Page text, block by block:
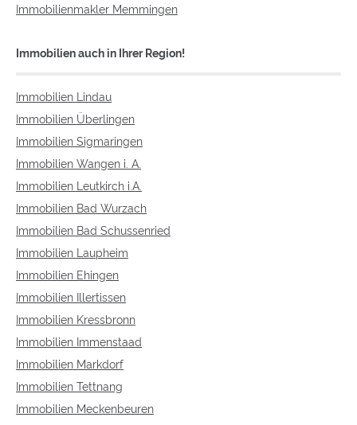
Immobilienmakler Memmingen
Immobilien auch in Ihrer Region!
Immobilien Lindau
Immobilien Überlingen
Immobilien Sigmaringen
Immobilien Wangen i. A.
Immobilien Leutkirch i.A.
Immobilien Bad Wurzach
Immobilien Bad Schussenried
Immobilien Laupheim
Immobilien Ehingen
Immobilien Illertissen
Immobilien Kressbronn
Immobilien Immenstaad
Immobilien Markdorf
Immobilien Tettnang
Immobilien Meckenbeuren